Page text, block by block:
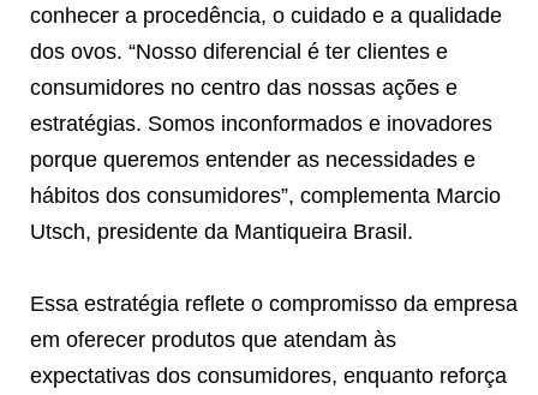
conhecer a procedência, o cuidado e a qualidade
dos ovos. “Nosso diferencial é ter clientes e
consumidores no centro das nossas ações e
estratégias. Somos inconformados e inovadores
porque queremos entender as necessidades e
hábitos dos consumidores”, complementa Marcio
Utsch, presidente da Mantiqueira Brasil.
Essa estratégia reflete o compromisso da empresa
em oferecer produtos que atendam às
expectativas dos consumidores, enquanto reforça